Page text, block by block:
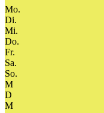
Mo.
Di.
Mi.
Do.
Fr.
Sa.
So.
M
D
M